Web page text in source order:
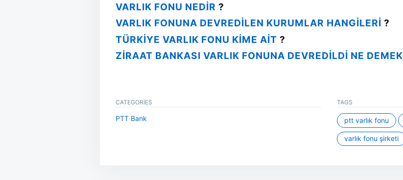
VARLIK FONU NEDIR ?
VARLIK FONUNA DEVREDILEN KURUMLAR HANGILERI ?
TÜRKIYE VARLIK FONU KIME AIT ?
ZIRAAT BANKASI VARLIK FONUNA DEVREDILDI NE DEMEK
CATEGORIES
PTT Bank
TAGS
ptt varlık fonu
varlık fonu şirketi